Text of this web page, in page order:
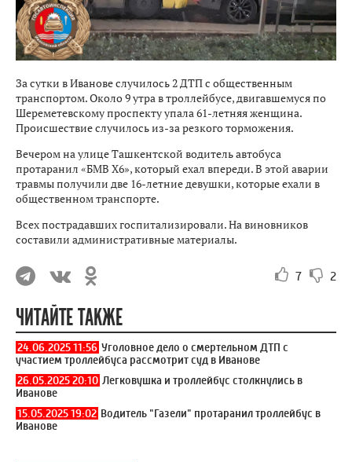
За сутки в Иванове случилось 2 ДТП с общественным
транспортом. Около 9 утра в троллейбусе, двигавшемуся по
Шереметевскому проспекту упала 61-летняя женщина.
Происшествие случилось из-за резкого торможения.
Вечером на улице Ташкентской водитель автобуса
протаранил «БМВ Х6», который ехал впереди. В этой аварии
травмы получили две 16-летние девушки, которые ехали в
общественном транспорте.
Всех пострадавших госпитализировали. На виновников
составили административные материалы.
7 2
ЧИТАЙТЕ ТАКЖЕ
24.06.2025 11:56 Уголовное дело о смертельном ДТП с
участием троллейбуса рассмотрит суд в Иванове
26.05.2025 20:10 Легковушка и троллейбус столкнулись в
Иванове
15.05.2025 19:02 Водитель "Газели" протаранил троллейбус в
Иванове